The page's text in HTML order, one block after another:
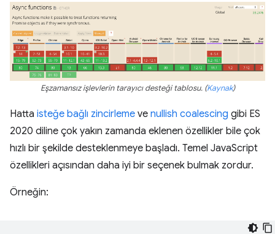
Eşzamansız işlevlerin tarayıcı desteği tablosu. (Kaynak)
Hatta isteğe bağlı zincirleme ve nullish coalescing gibi ES
2020 diline çok yakın zamanda eklenen özellikler bile çok
hızlı bir şekilde desteklenmeye başladı. Temel JavaScript
özellikleri açısından daha iyi bir seçenek bulmak zordur.
Örneğin: